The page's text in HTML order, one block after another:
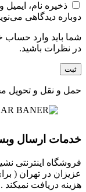
ذخیره نام،
دوباره دیدگاهی
شما باید وارد حساب
در نظرات باشید.
حمل و نقل و تحویل
خدمات ارسال
فروشگاه اینترنتی
هزینه دریافت نمیکند .